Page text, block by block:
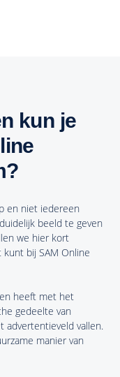
kun je
en niet iedereen
beeld te geven
we hier kort
bij SAM Online
heeft met het
gedeelte van
advertentieveld vallen.
manier van